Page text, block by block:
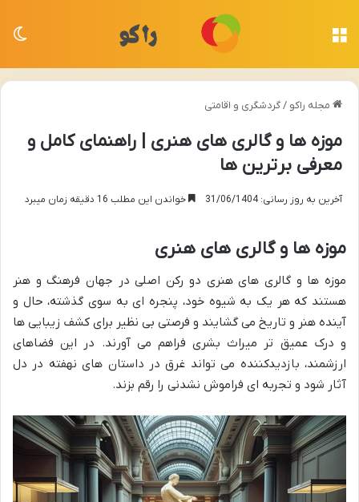
مجله راکو /گردشگری و اقامتی
موزه ها و گالری های هنری | راهنمای کامل و
معرفی برترین ها
آخرین به روز رسانی: 31/06/1404 خواندن این مطلب 16 دقیقه زمان میبرد
موزه ها و گالری های هنری
موزه ها و گالری های هنری دو رکن اصلی در جهان فرهنگ و هنر
هستند که هر یک به شیوه خود، پنجره ای به سوی گذشته، حال و
آینده هنر و تاریخ می گشایند و فرصتی بی نظیر برای کشف زیبایی ها
و درک عمیق تر میراث بشری فراهم می آورند. در این فضاهای
ارزشمند، بازدیدکننده می تواند غرق در داستان های نهفته در دل
آثار شود و تجربه ای فراموش نشدنی را رقم بزند.